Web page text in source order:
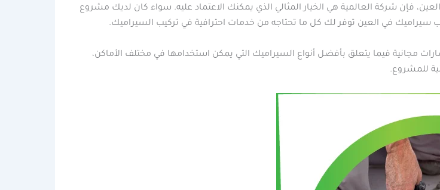
فإن شركة العالمية هي الخيار المثالي الذي يمكنك الاعتماد عليه. سواء كان لديك مشروع
سيراميك في العين توفر لك كل ما تحتاجه من خدمات احترافية في تركيب السيراميك.
مجانية فيما يتعلق بأفضل أنواع السيراميك التي يمكن استخدامها في مختلف الأماكن،
للمشروع.